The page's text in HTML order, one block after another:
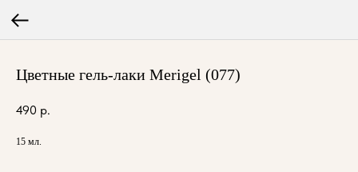
Цветные гель-лаки Merigel (077)
490 р.
15 мл.